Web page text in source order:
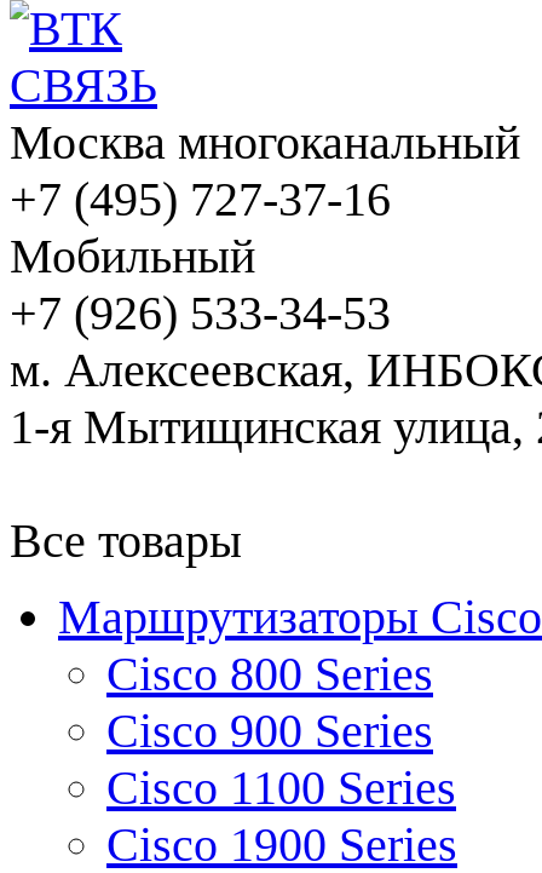
Москва многоканальный
+7 (495) 727-37-16
Мобильный
+7 (926) 533-34-53
м. Алексеевская,
1-я Мытищинская улица,
Все товары
Маршрутизаторы Cisco
Cisco 800 Series
Cisco 900 Series
Cisco 1100 Series
Cisco 1900 Series